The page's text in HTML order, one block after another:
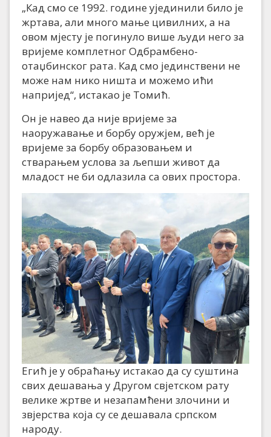
„Кад смо се 1992. године ујединили било је
жртава, али много мање цивилних, а на
овом мјесту је погинуло више људи него за
вријеме комплетног Одбрамбено-
отаџбинског рата. Кад смо јединствени не
може нам нико ништа и можемо ићи
напријед“, истакао је Томић.
Он је навео да није вријеме за
наоружавање и борбу оружјем, већ је
вријеме за борбу образовањем и
стварањем услова за љепши живот да
младост не би одлазила са ових простора.
Егић је у обраћању истакао да су суштина
свих дешавања у Другом свјетском рату
велике жртве и незапамћени злочини и
звјерства која су се дешавала српском
народу.